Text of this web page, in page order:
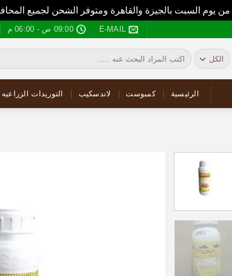
من يوم السبت بالجيزة والقاهرة ومتوفر الشحن لجميع
E-MAIL 09:00 ص - 06:00 م
البحث
عن:
الرئيسية كمبوست لاندسكيب التوريدات